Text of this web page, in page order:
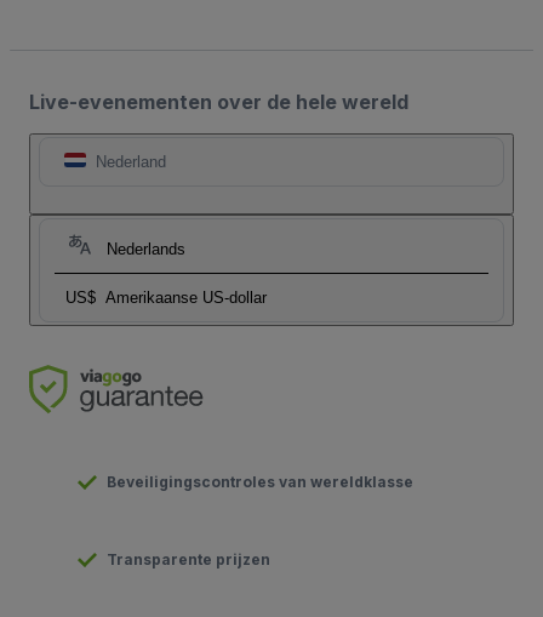
Live-evenementen over de hele wereld
Nederland
Nederlands
US$ Amerikaanse US-dollar
Beveiligingscontroles van wereldklasse
Transparente prijzen